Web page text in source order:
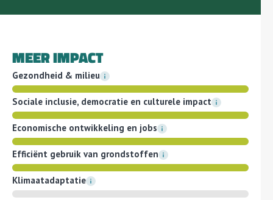
MEER IMPACT
Gezondheid & milieu
Sociale inclusie, democratie en culturele impact
Economische ontwikkeling en jobs
Efficiënt gebruik van grondstoffen
Klimaatadaptatie